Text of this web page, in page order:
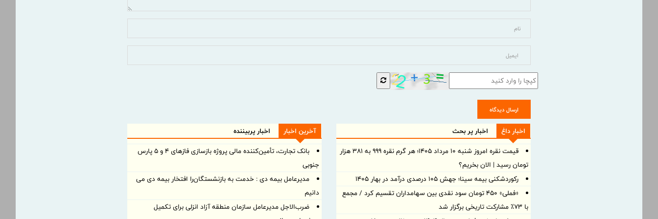
ارسال دیدگاه
اخبار داغ
اخبار پر بحث
قیمت نقره امروز شنبه ۱۰ مرداد ۱۴۰۵؛ هر گرم نقره ۹۹۹ به ۳۸۱ هزار
تومان رسید | الان بخریم؟
رکوردشکنی بیمه سینا؛ جهش 105 درصدی درآمد در بهار 1405
«فملی» ۴۵۰ تومان سود نقدی بین سهامداران تقسیم کرد / مجمع
با ۷۳٪ مشارکت تاریخی برگزار شد
آخرین اخبار
اخبار پربیننده
بانک تجارت، تأمین‌کننده مالی پروژه بازسازی فازهای ۴ و ۵ پارس
جنوبی
مدیرعامل بیمه دی : خدمت به بازنشستگان‌را افتخار بیمه دی می
دانیم
ضرب‌الاجل مدیرعامل سازمان منطقه آزاد انزلی برای تكمیل